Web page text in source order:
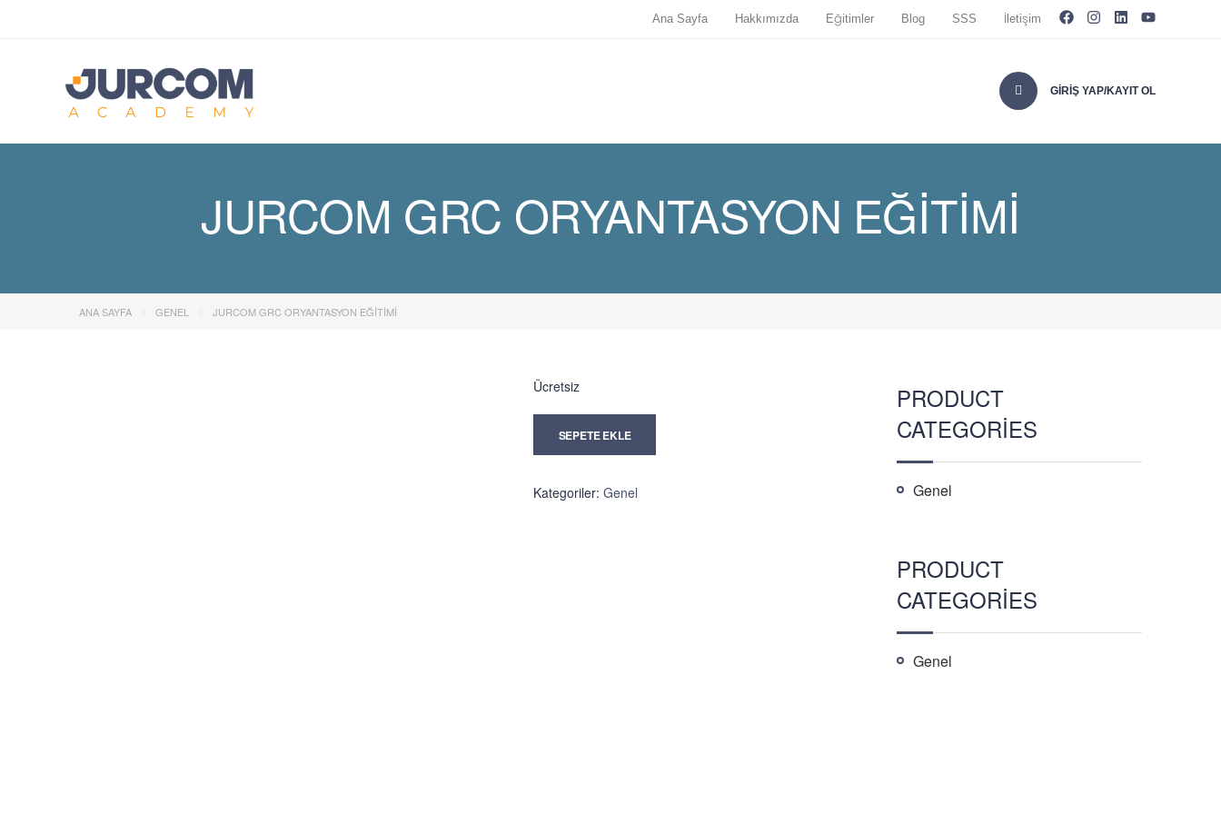
Ana Sayfa Hakkımızda Eğitimler Blog SSS İletişim
GIRIŞ YAP/KAYIT OL
JURCOM GRC ORYANTASYON EĞITIMI
ANA SAYFA GENEL JURCOM GRC ORYANTASYON EĞITIMI
Ücretsiz
SEPETE EKLE
Kategoriler: Genel
PRODUCT
CATEGORIES
Genel
PRODUCT
CATEGORIES
Genel